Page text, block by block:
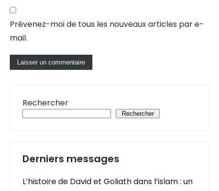
Prévenez-moi de tous les nouveaux articles par e-
mail.
Rechercher
Rechercher
Derniers messages
L’histoire de David et Goliath dans l’islam : un